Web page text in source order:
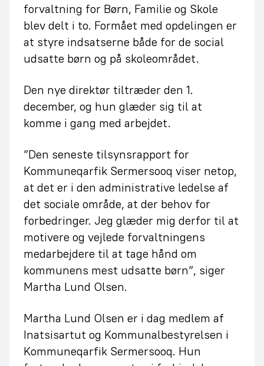
forvaltning for Børn, Familie og Skole
blev delt i to. Formået med opdelingen er
at styre indsatserne både for de social
udsatte børn og på skoleområdet.
Den nye direktør tiltræder den 1.
december, og hun glæder sig til at
komme i gang med arbejdet.
”Den seneste tilsynsrapport for
Kommuneqarfik Sermersooq viser netop,
at det er i den administrative ledelse af
det sociale område, at der behov for
forbedringer. Jeg glæder mig derfor til at
motivere og vejlede forvaltningens
medarbejdere til at tage hånd om
kommunens mest udsatte børn”, siger
Martha Lund Olsen.
Martha Lund Olsen er i dag medlem af
Inatsisartut og Kommunalbestyrelsen i
Kommuneqarfik Sermersooq. Hun